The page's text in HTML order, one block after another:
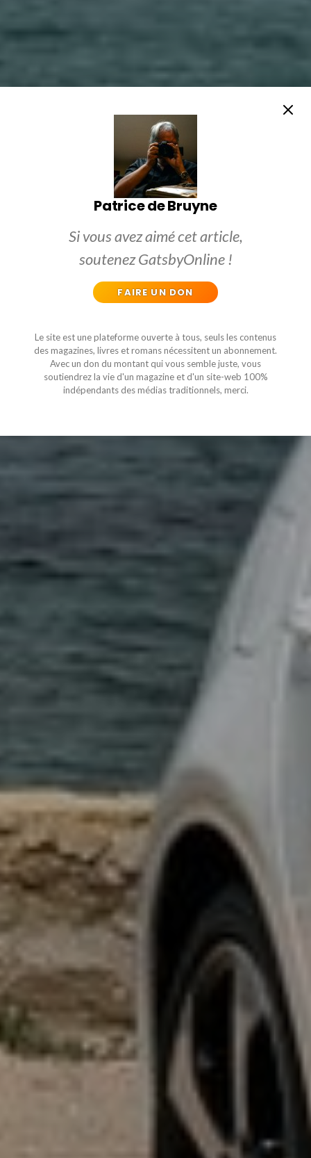
Patrice de Bruyne
Si vous avez aimé cet article,
soutenez GatsbyOnline !
FAIRE UN DON
Le site est une plateforme ouverte à tous, seuls les contenus
des magazines, livres et romans nécessitent un abonnement.
Avec un don du montant qui vous semble juste, vous
soutiendrez la vie d'un magazine et d'un site-web 100%
indépendants des médias traditionnels, merci.